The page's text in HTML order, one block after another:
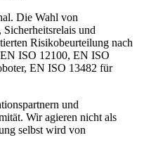
Die Wahl von
und
Risikobeurteilung nach
ISO 12100, EN ISO
EN ISO 13482 für
und
Wir agieren nicht als
selbst wird von